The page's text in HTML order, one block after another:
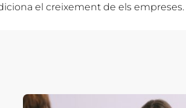
el creixement de els empreses.